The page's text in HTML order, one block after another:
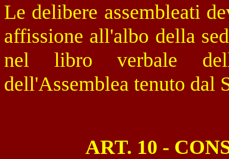
Le delibere assembleati
affissione all'albo della
nel libro verbale
dell'Assemblea tenuto dal
ART. 10 -